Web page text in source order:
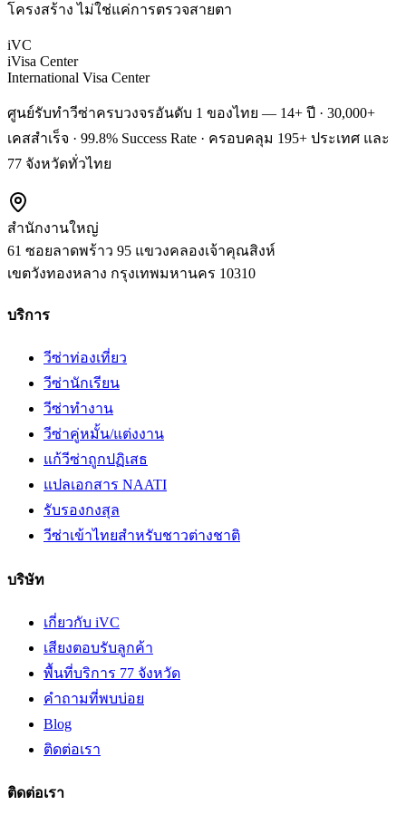
โครงสร้าง ไม่ใช่แค่การตรวจสายตา
iVC
iVisa Center
International Visa Center
ศูนย์รับทำวีซ่าครบวงจรอันดับ 1 ของไทย — 14+ ปี · 30,000+
เคสสำเร็จ · 99.8% Success Rate · ครอบคลุม 195+ ประเทศ และ
77 จังหวัดทั่วไทย
สำนักงานใหญ่
61 ซอยลาดพร้าว 95 แขวงคลองเจ้าคุณสิงห์
เขตวังทองหลาง กรุงเทพมหานคร 10310
บริการ
วีซ่าท่องเที่ยว
วีซ่านักเรียน
วีซ่าทำงาน
วีซ่าคู่หมั้น/แต่งงาน
แก้วีซ่าถูกปฏิเสธ
แปลเอกสาร NAATI
รับรองกงสุล
วีซ่าเข้าไทยสำหรับชาวต่างชาติ
บริษัท
เกี่ยวกับ iVC
เสียงตอบรับลูกค้า
พื้นที่บริการ 77 จังหวัด
คำถามที่พบบ่อย
Blog
ติดต่อเรา
ติดต่อเรา